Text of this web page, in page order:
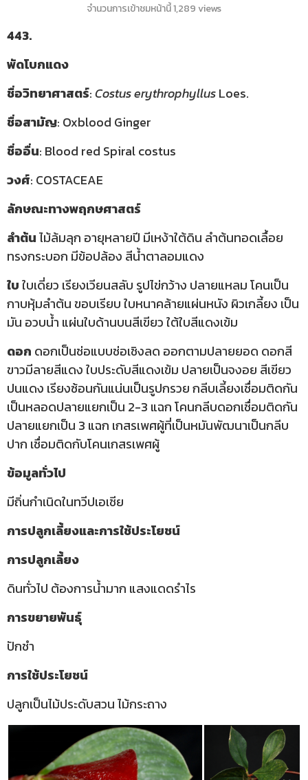
จำนวนการเข้าชมหน้านี้ 1,289 views
443.
พัดโบกแดง
ชื่อวิทยาศาสตร์:Costus erythrophyllusLoes.
ชื่อสามัญ: Oxblood Ginger
ชื่ออื่น: Blood red Spiral costus
วงศ์: COSTACEAE
ลักษณะทางพฤกษศาสตร์
ลำต้นไม้ล้มลุก อายุหลายปี มีเหง้าใต้ดิน ลำต้นทอดเลื้อย
ทรงกระบอก มีข้อปล้อง สีน้ำตาลอมแดง
ใบใบเดี่ยว เรียงเวียนสลับ รูปไข่กว้าง ปลายแหลม โคนเป็น
กาบหุ้มลำต้น ขอบเรียบ ใบหนาคล้ายแผ่นหนัง ผิวเกลี้ยง เป็น
มัน อวบน้ำ แผ่นใบด้านบนสีเขียว ใต้ใบสีแดงเข้ม
ดอก ดอกเป็นช่อแบบช่อเชิงลด ออกตามปลายยอด ดอกสี
ขาวมีลายสีแดง ใบประดับสีแดงเข้ม ปลายเป็นจงอย สีเขียว
ปนแดง เรียงซ้อนกันแน่นเป็นรูปกรวย กลีบเลี้ยงเชื่อมติดกัน
เป็นหลอดปลายแยกเป็น 2-3 แฉก โคนกลีบดอกเชื่อมติดกัน
ปลายแยกเป็น 3 แฉก เกสรเพศผู้ที่เป็นหมันพัฒนาเป็นกลีบ
ปาก เชื่อมติดกับโคนเกสรเพศผู้
ข้อมูลทั่วไป
มีถิ่นกำเนิดในทวีปเอเชีย
การปลูกเลี้ยงและการใช้ประโยชน์
การปลูกเลี้ยง
ดินทั่วไป ต้องการน้ำมาก แสงแดดรำไร
การขยายพันธุ์
ปักชำ
การใช้ประโยชน์
ปลูกเป็นไม้ประดับสวน ไม้กระถาง